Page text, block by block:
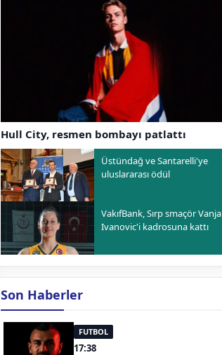
Hull City, resmen bombayı patlattı
Üstündağ ve Santarelli'ye
uluslararası ödül
VakıfBank, Sırp smaçör Vanja
Ivanovic'i kadrosuna kattı
Son Haberler
FUTBOL
17:38